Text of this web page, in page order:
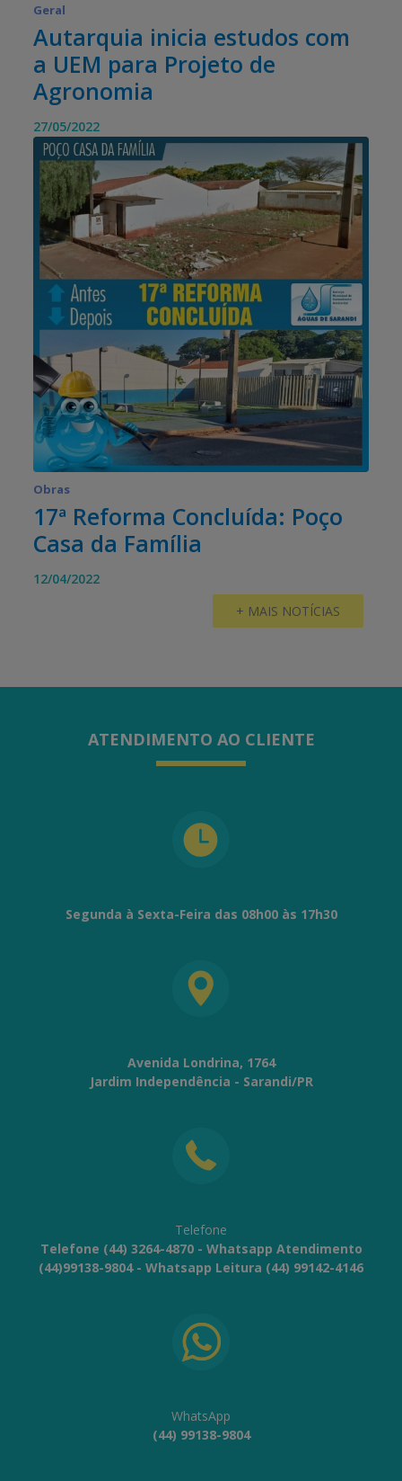
Geral
Autarquia inicia estudos com
a UEM para Projeto de
Agronomia
27/05/2022
Obras
17ª Reforma Concluída: Poço
Casa da Família
12/04/2022
+ MAIS NOTÍCIAS
ATENDIMENTO AO CLIENTE
Segunda à Sexta-Feira das 08h00 às 17h30
Avenida Londrina, 1764
Jardim Independência - Sarandi/PR
Telefone
Telefone (44) 3264-4870 - Whatsapp Atendimento
(44)99138-9804 - Whatsapp Leitura (44) 99142-4146
WhatsApp
(44) 99138-9804